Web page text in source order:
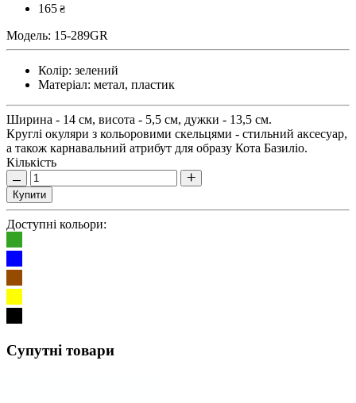
165 ₴
Модель: 15-289GR
Колір: зелений
Матеріал: метал, пластик
Ширина - 14 см, висота - 5,5 см, дужки - 13,5 см.
Круглі окуляри з кольоровими скельцями - стильний аксесуар,
а також карнавальний атрибут для образу Кота Базиліо.
Кількість
Купити
Доступні кольори:
Супутні товари